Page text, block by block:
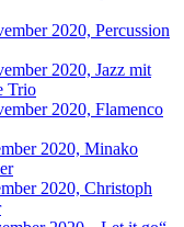
2020, Percussion
2020, Jazz mit
Trio
2020, Flamenco
2020, Minako
2020, Christoph